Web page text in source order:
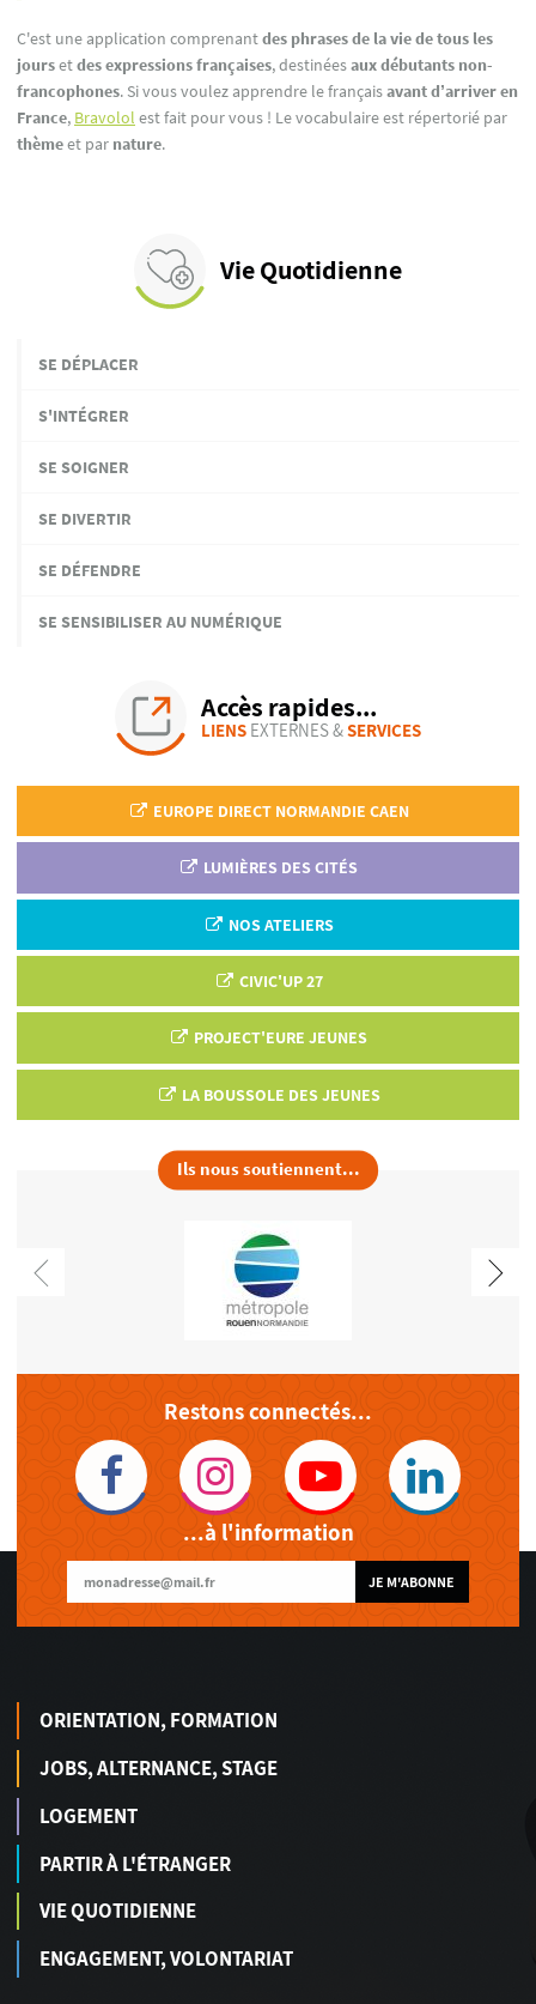
Vie Quotidienne
SE DÉPLACER
S'INTÉGRER
SE SOIGNER
SE DIVERTIR
SE DÉFENDRE
SE SENSIBILISER AU NUMÉRIQUE
Accès rapides...
LIENSEXTERNES &SERVICES
EUROPE DIRECT NORMANDIE CAEN
LUMIÈRES DES CITÉS
NOS ATELIERS
CIVIC'UP 27
PROJECT'EURE JEUNES
LA BOUSSOLE DES JEUNES
C'est une application comprenantdes phrases de la vie de tous les
joursetdes expressions françaises, destinéesaux débutants non-
francophones. Si vous voulez apprendre le françaisavant d’arriver en
France, Bravolol est fait pour vous ! Le vocabulaire est répertorié par
thèmeet par nature.
Ils nous soutiennent...
Restons connectés...
...à l'information
JE M'ABONNE
ORIENTATION, FORMATION
JOBS, ALTERNANCE, STAGE
LOGEMENT
PARTIR À L'ÉTRANGER
VIE QUOTIDIENNE
ENGAGEMENT, VOLONTARIAT